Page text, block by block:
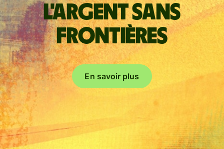
L'argent sans
frontières
En savoir plus